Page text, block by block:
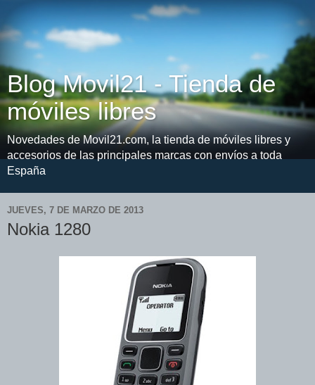
Blog Movil21 - Tienda de
móviles libres
Novedades de Movil21.com, la tienda de móviles libres y
accesorios de las principales marcas con envíos a toda
España
JUEVES, 7 DE MARZO DE 2013
Nokia 1280